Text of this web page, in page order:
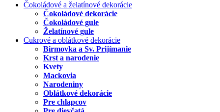
Čokoládové a želatínové dekorácie
Čokoládové dekorácie
Čokoládové gule
Želatínové gule
Cukrové a oblátkové dekorácie
Birmovka a Sv. Prijímanie
Krst a narodenie
Kvety
Mackovia
Narodeniny
Oblátkové dekorácie
Pre chlapcov